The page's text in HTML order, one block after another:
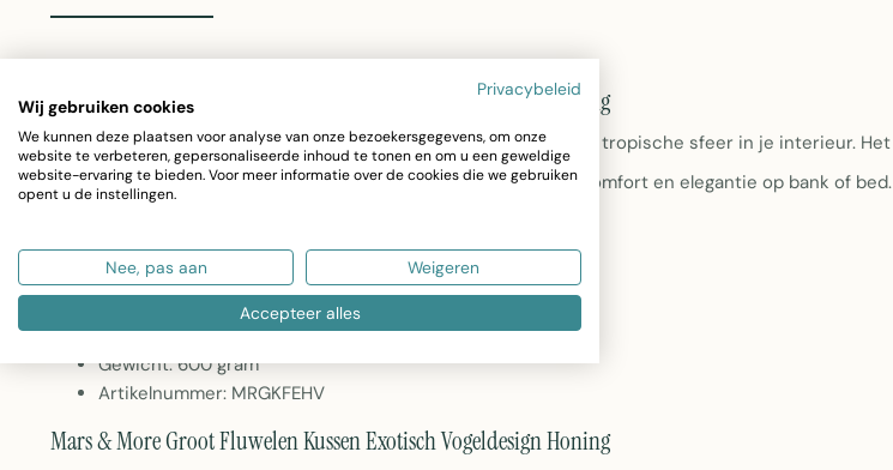
Mars & More Groot Fluwelen Kussen Exotisch Vogeldesign Honing
Dit prachtige grote kussen met exotisch vogeldesign brengt een tropische sfeer in je interieur. Het
zachte fluwelen materiaal in honing tonen zorgt voor maximaal comfort en elegantie op bank of bed.
Afmetingen: 40 x 60 cm
Materiaal: Zacht polyester fluweel
Kleur: Multi met exotische vogelprint
Wasbaar op 30 graden
Gewicht: 600 gram
Artikelnummer: MRGKFEHV
Mars & More Groot Fluwelen Kussen Exotisch Vogeldesign Honing
Privacybeleid
Wij gebruiken cookies
We kunnen deze plaatsen voor analyse van onze bezoekersgegevens, om onze
website te verbeteren, gepersonaliseerde inhoud te tonen en om u een geweldige
website-ervaring te bieden. Voor meer informatie over de cookies die we gebruiken
opent u de instellingen.
Nee, pas aan Weigeren
Accepteer alles